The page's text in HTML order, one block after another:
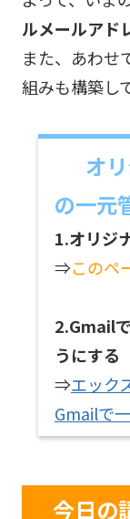
ルメールアド
また、あわせ
組みも構築し
オ
の一元
1.オリジ
⇒このペ
2.Gmail
うにする
⇒エック
Gmailで
今日の